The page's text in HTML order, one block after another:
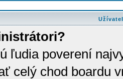
ľudia poverení
celý chod boardu